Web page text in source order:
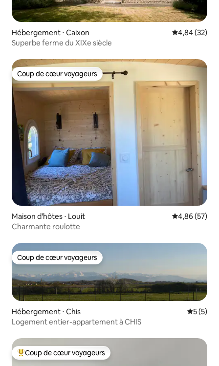
Hébergement ⋅ Caixon Évaluation
4,84 (32)
Superbe ferme du XIXe siècle
Coup de cœur voyageurs
Coup de cœur voyageurs
Maison d'hôtes ⋅ Louit Évaluation
4,86 (57)
Charmante roulotte
Coup de cœur voyageurs
Coup de cœur voyageurs
Hébergement ⋅ Chis
5 (5)
Logement entier-appartement à CHIS
Coups de cœur voyageurs les plus appréciés
Coup de cœur voyageurs